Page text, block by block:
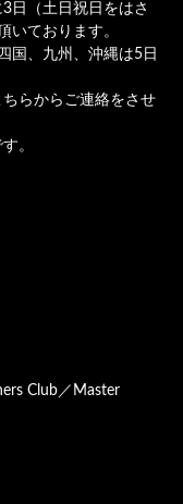
日（土日祝日をはさ
いております。
国、九州、沖縄は5日
らからご連絡をさせ
。
Club／Master